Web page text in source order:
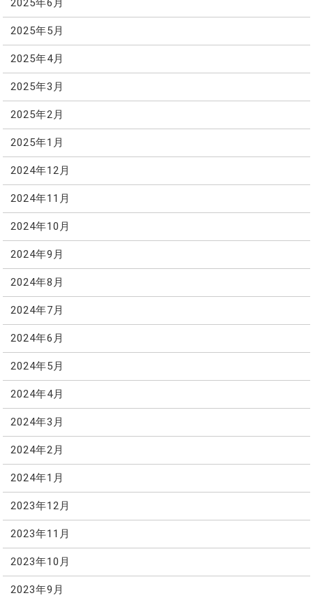
2025年6月
2025年5月
2025年4月
2025年3月
2025年2月
2025年1月
2024年12月
2024年11月
2024年10月
2024年9月
2024年8月
2024年7月
2024年6月
2024年5月
2024年4月
2024年3月
2024年2月
2024年1月
2023年12月
2023年11月
2023年10月
2023年9月